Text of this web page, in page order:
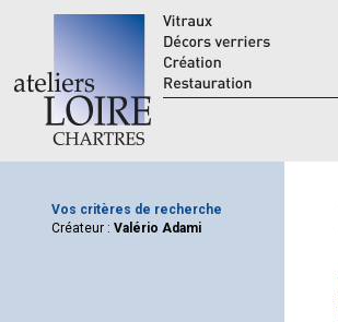
Vos critères de recherche
Créateur : Valério Adami